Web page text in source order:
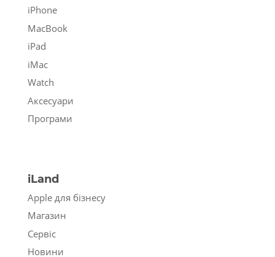
iPhone
MacBook
iPad
iMac
Watch
Аксесуари
Програми
iLand
Apple для бізнесу
Магазин
Сервіс
Новини